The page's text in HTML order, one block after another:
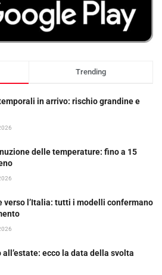
Trending
in arrivo: rischio grandine e
delle temperature: fino a 15
verso l’Italia: tutti i modelli confermano
all’estate: ecco la data della svolta